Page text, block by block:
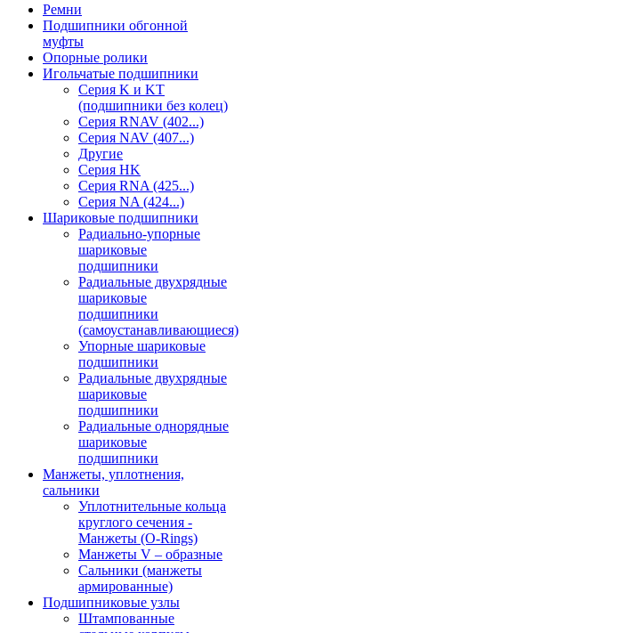
Ремни
Подшипники обгонной
муфты
Опорные ролики
Игольчатые подшипники
Серия K и KT
(подшипники без колец)
Серия RNAV (402...)
Серия NAV (407...)
Другие
Серия HK
Серия RNA (425...)
Серия NA (424...)
Шариковые подшипники
Радиально-упорные
шариковые
подшипники
Радиальные двухрядные
шариковые
подшипники
(самоустанавливающиеся)
Упорные шариковые
подшипники
Радиальные двухрядные
шариковые
подшипники
Радиальные однорядные
шариковые
подшипники
Манжеты, уплотнения,
сальники
Уплотнительные кольца
круглого сечения -
Манжеты (O-Rings)
Манжеты V – образные
Сальники (манжеты
армированные)
Подшипниковые узлы
Штампованные